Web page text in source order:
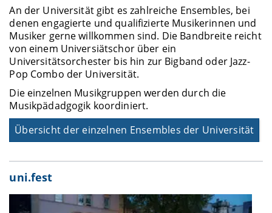
An der Universität gibt es zahlreiche Ensembles, bei
denen engagierte und qualifizierte Musikerinnen und
Musiker gerne willkommen sind. Die Bandbreite reicht
von einem Universiätschor über ein
Universitätsorchester bis hin zur Bigband oder Jazz-
Pop Combo der Universität.
Die einzelnen Musikgruppen werden durch die
Musikpädadgogik koordiniert.
Übersicht der einzelnen Ensembles der Universität
uni.fest